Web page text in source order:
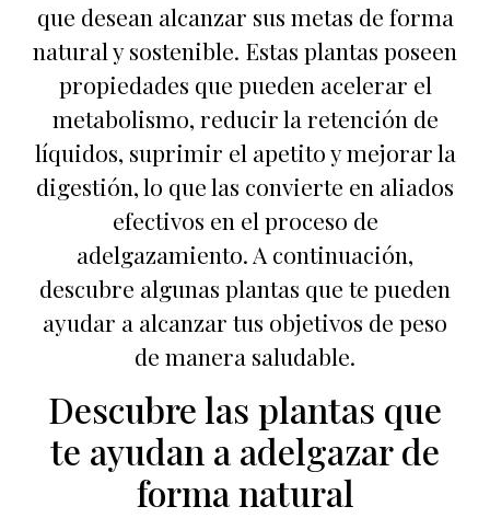
que desean alcanzar sus metas de forma
natural y sostenible. Estas plantas poseen
propiedades que pueden acelerar el
metabolismo, reducir la retención de
líquidos, suprimir el apetito y mejorar la
digestión, lo que las convierte en aliados
efectivos en el proceso de
adelgazamiento. A continuación,
descubre algunas plantas que te pueden
ayudar a alcanzar tus objetivos de peso
de manera saludable.
Descubre las plantas que
te ayudan a adelgazar de
forma natural